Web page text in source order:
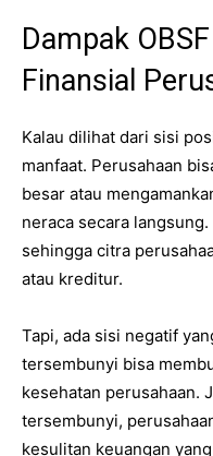
Dampak
Finansial
Kalau dilihat dari sisi
manfaat. Perusahaan
besar atau
neraca secara
sehingga citra
atau kreditur.
Tapi, ada sisi negatif
tersembunyi bisa
kesehatan perusahaan.
tersembunyi,
kesulitan keuangan